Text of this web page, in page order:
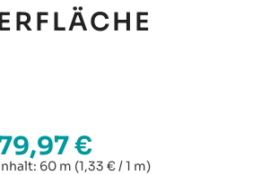
Preis:
€
60 m (1,33 € / 1 m)